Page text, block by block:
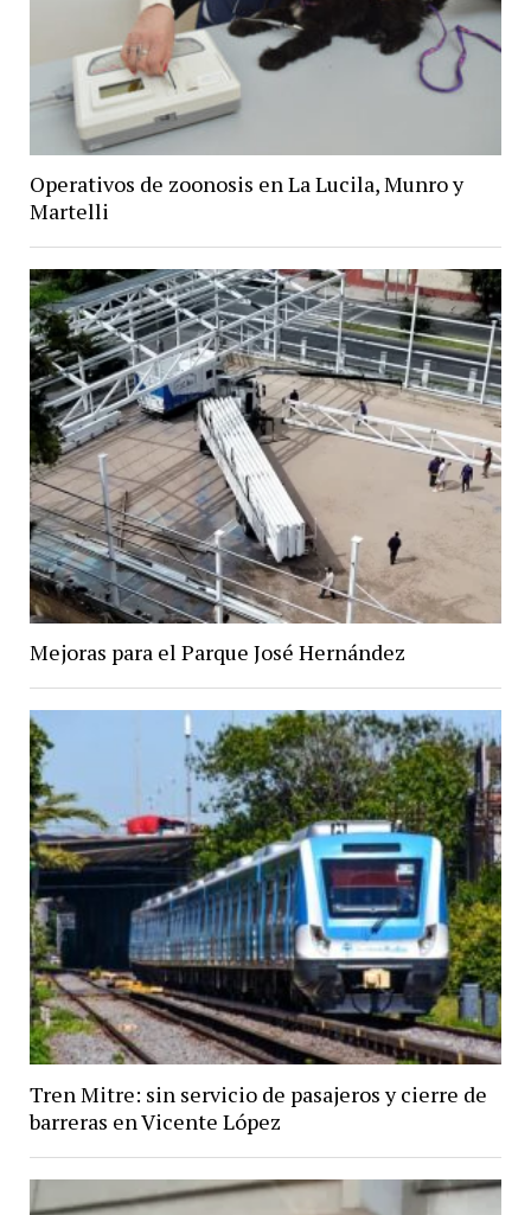
Operativos de zoonosis en La Lucila, Munro y
Martelli
Mejoras para el Parque José Hernández
Tren Mitre: sin servicio de pasajeros y cierre de
barreras en Vicente López